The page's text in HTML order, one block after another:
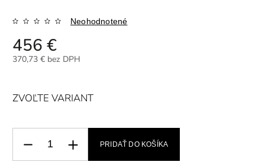
Neohodnotené
456 €
370,73 € bez DPH
ZVOĽTE VARIANT
PRIDAŤ DO KOŠÍKA